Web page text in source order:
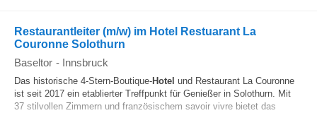
Restaurantleiter (m/w) im Hotel Restuarant La
Couronne Solothurn
Baseltor - Innsbruck
Das historische 4-Stern-Boutique-Hotel und Restaurant La Couronne
ist seit 2017 ein etablierter Treffpunkt für Genießer in Solothurn. Mit
37 stilvollen Zimmern und französischem savoir vivre bietet das